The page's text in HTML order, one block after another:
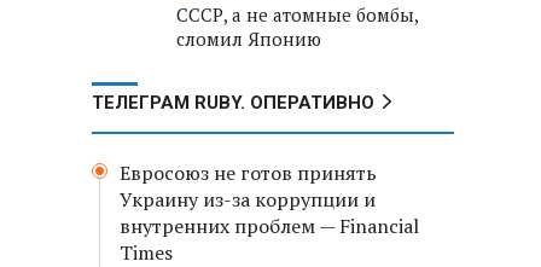
СССР, а не атомные бомбы,
сломил Японию
ТЕЛЕГРАМ RUBY. ОПЕРАТИВНО
Евросоюз не готов принять
Украину из-за коррупции и
внутренних проблем — Financial
Times